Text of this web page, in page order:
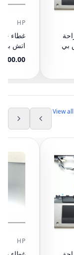
بي
HP
400.00
View all
HP